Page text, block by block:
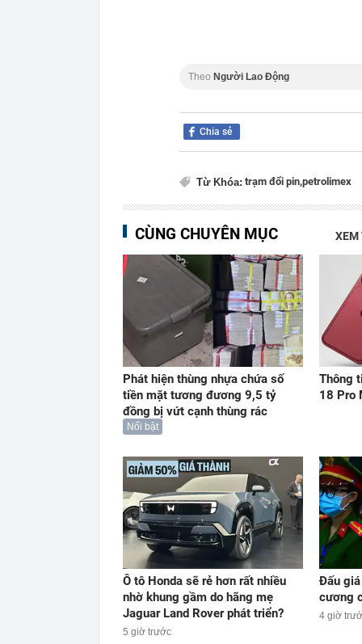
Theo Người Lao Động
Chia sẻ
Từ Khóa: trạm đổi pin,petrolimex
CÙNG CHUYÊN MỤC XEM
Phát hiện thùng nhựa chứa số
tiền mặt tương đương 9,5 tỷ
đồng bị vứt cạnh thùng rác
Nổi bật
Thông
18 Pro
Ô tô Honda sẽ rẻ hơn rất nhiều
nhờ khung gầm do hãng mẹ
Jaguar Land Rover phát triển?
5 giờ trước
Đấu
cương
4 giờ